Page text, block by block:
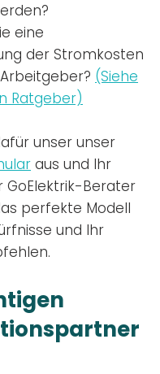
eine
der Stromkosten
(Siehe
Ratgeber)
unser unser
aus und Ihr
GoElektrik-Berater
perfekte Modell
und Ihr
artner